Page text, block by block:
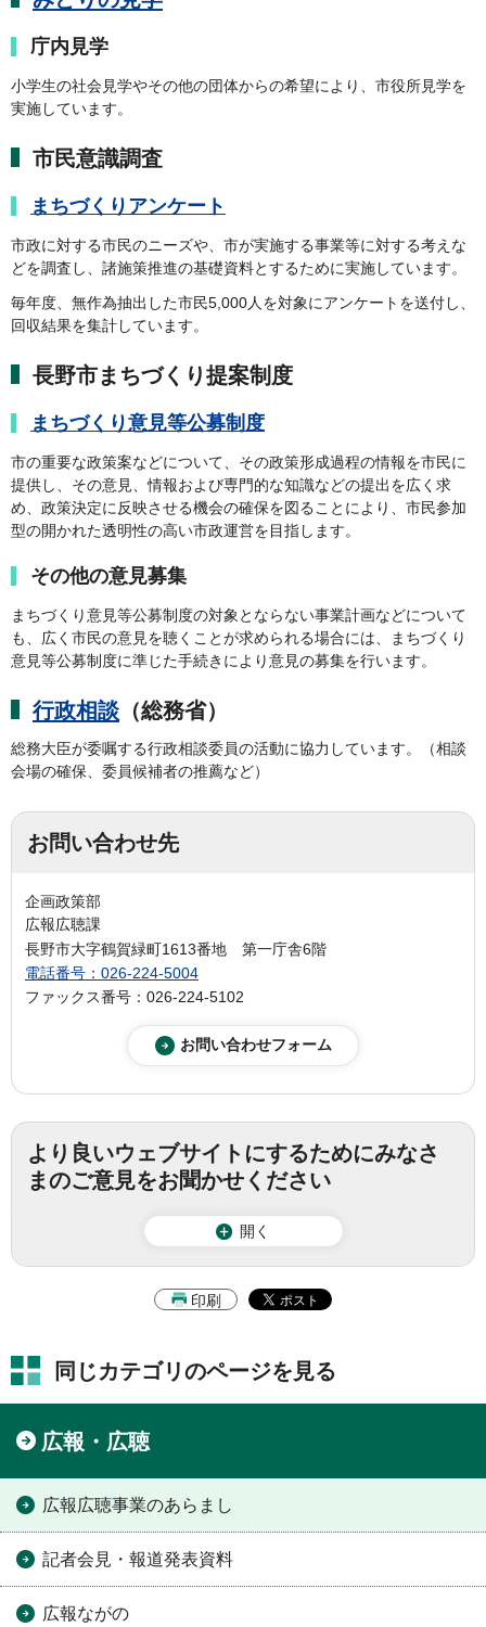
庁内見学
小学生の社会見学やその他の団体からの希望により、市役所見学を
実施しています。
市民意識調査
まちづくりアンケート
市政に対する市民のニーズや、市が実施する事業等に対する考えな
どを調査し、諸施策推進の基礎資料とするために実施しています。
毎年度、無作為抽出した市民5,000人を対象にアンケートを送付し、
回収結果を集計しています。
長野市まちづくり提案制度
まちづくり意見等公募制度
市の重要な政策案などについて、その政策形成過程の情報を市民に
提供し、その意見、情報および専門的な知識などの提出を広く求
め、政策決定に反映させる機会の確保を図ることにより、市民参加
型の開かれた透明性の高い市政運営を目指します。
その他の意見募集
まちづくり意見等公募制度の対象とならない事業計画などについて
も、広く市民の意見を聴くことが求められる場合には、まちづくり
意見等公募制度に準じた手続きにより意見の募集を行います。
行政相談 （総務省）
総務大臣が委嘱する行政相談委員の活動に協力しています。（相談
会場の確保、委員候補者の推薦など）
お問い合わせ先
企画政策部
広報広聴課
長野市大字鶴賀緑町1613番地 第一庁舎6階
電話番号：026-224-5004
ファックス番号：026-224-5102
より良いウェブサイトにするためにみなさ
まのご意見をお聞かせください
開く
印刷
同じカテゴリのページを見る
広報・広聴
広報広聴事業のあらまし
記者会見・報道発表資料
広報ながの